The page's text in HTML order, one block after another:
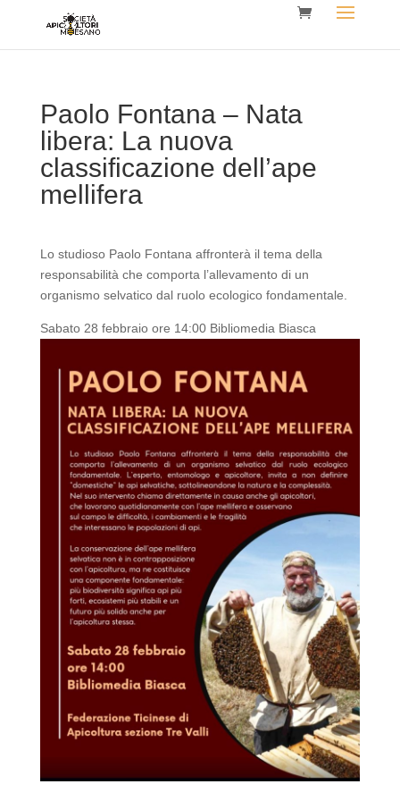
Paolo Fontana – Nata
libera: La nuova
classificazione dell’ape
mellifera
Lo studioso Paolo Fontana affronterà il tema della
responsabilità che comporta l’allevamento di un
organismo selvatico dal ruolo ecologico fondamentale.
Sabato 28 febbraio ore 14:00 Bibliomedia Biasca